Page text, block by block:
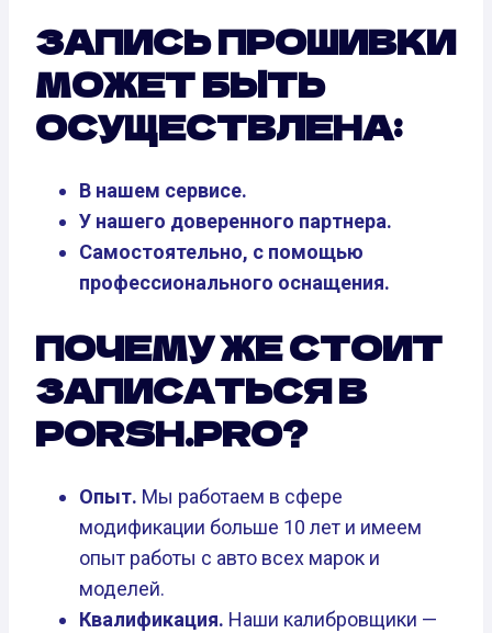
ЗАПИСЬ ПРОШИВКИ
МОЖЕТ БЫТЬ
ОСУЩЕСТВЛЕНА:
В нашем сервисе.
У нашего доверенного партнера.
Самостоятельно, с помощью
профессионального оснащения.
ПОЧЕМУ ЖЕ СТОИТ
ЗАПИСАТЬСЯ В
PORSH.PRO?
Опыт. Мы работаем в сфере
модификации больше 10 лет и имеем
опыт работы с авто всех марок и
моделей.
Квалификация. Наши калибровщики —